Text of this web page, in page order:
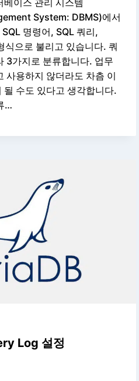
System: DBMS)에서
명령어, SQL 쿼리,
으로 불리고 있습니다. 쿼
3가지로 분류합니다. 업무
사용하지 않더라도 차츰 이
수도 있다고 생각합니다.
…
Log 설정